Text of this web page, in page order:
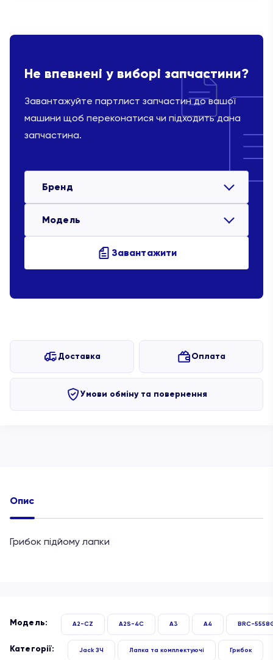
Не впевнені у виборі запчастини?
Завантажуйте партлист запчастин до вашої
машини щоб переконатися чи підходить дана
запчастина.
Бренд
Модель
Завантажити
Доставка Оплата
Умови обміну та повернення
Опис
Грибок підйому лапки
Модель: A2-CZ A2S-4C A3 A4 BRC-
Категорії: Jack ЗЧ Лапка та комплектуючі Грибок